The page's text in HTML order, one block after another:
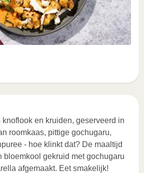
en kruiden, geserveerd in
roomkaas, pittige gochugaru,
- hoe klinkt dat? De maaltijd
bloemkool gekruid met gochugaru
afgemaakt. Eet smakelijk!